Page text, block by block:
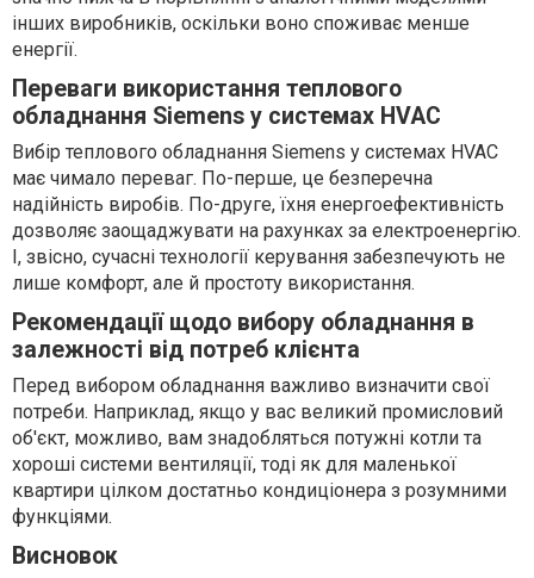
інших виробників, оскільки воно споживає менше
енергії.
Переваги використання теплового
обладнання Siemens у системах HVAC
Вибір теплового обладнання Siemens у системах HVAC
має чимало переваг. По-перше, це безперечна
надійність виробів. По-друге, їхня енергоефективність
дозволяє заощаджувати на рахунках за електроенергію.
І, звісно, сучасні технології керування забезпечують не
лише комфорт, але й простоту використання.
Рекомендації щодо вибору обладнання в
залежності від потреб клієнта
Перед вибором обладнання важливо визначити свої
потреби. Наприклад, якщо у вас великий промисловий
об'єкт, можливо, вам знадобляться потужні котли та
хороші системи вентиляції, тоді як для маленької
квартири цілком достатньо кондиціонера з розумними
функціями.
Висновок